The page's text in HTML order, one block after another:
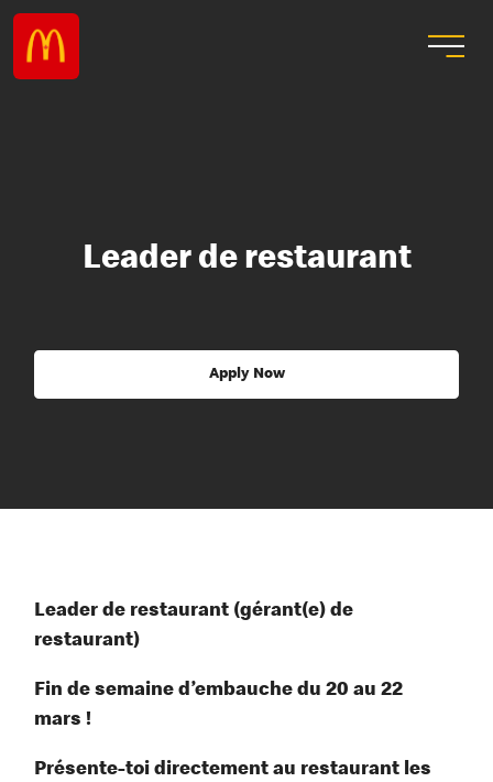
Leader de restaurant
Apply Now
Leader de restaurant (gérant(e) de
restaurant)
Fin de semaine d’embauche du 20 au 22
mars !
Présente-toi directement au restaurant les